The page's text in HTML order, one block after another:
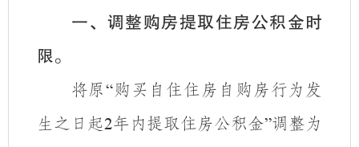
一、调整购房提取住房公积金时
限。
将原“购买自住住房自购房行为发
生之日起2年内提取住房公积金”调整为